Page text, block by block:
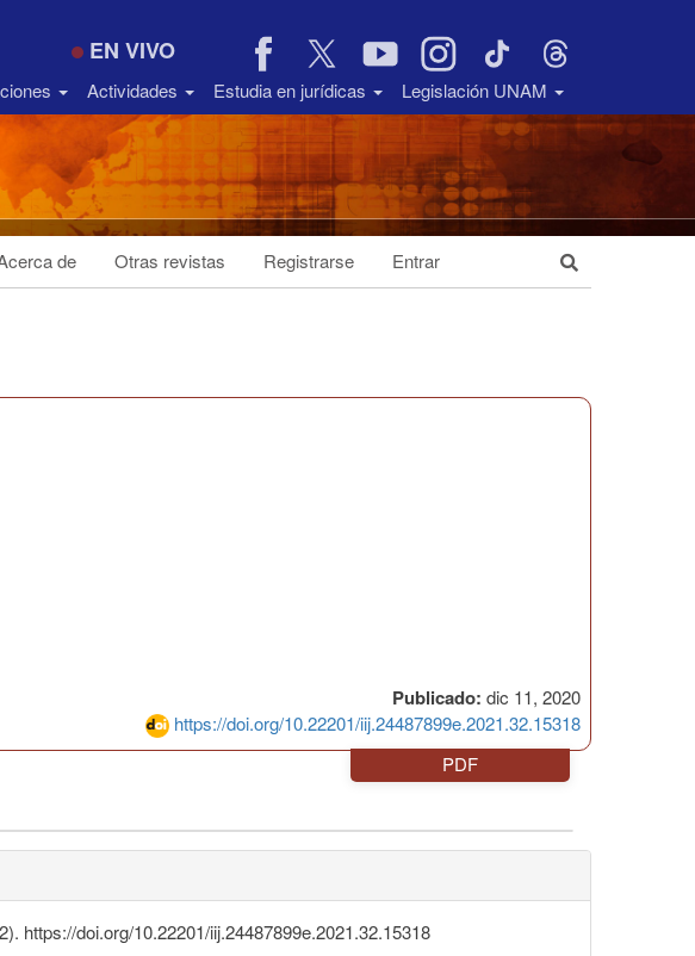
EN VIVO
Actividades Estudia en jurídicas Legislación UNAM
de Otras revistas Registrarse Entrar
Publicado: dic 11, 2020
https://doi.org/10.22201/iij.24487899e.2021.32.15318
PDF
https://doi.org/10.22201/iij.24487899e.2021.32.15318